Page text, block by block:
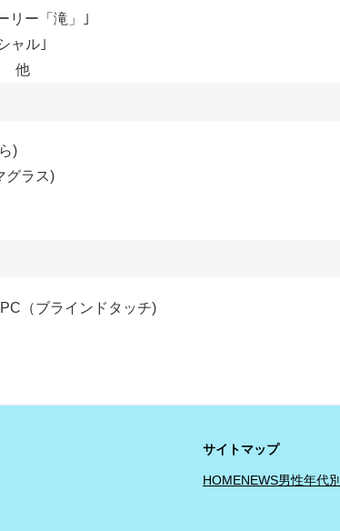
リー「滝」｣
ャル｣
他
ら)
ラス)
（ブラインドタッチ)
サイトマップ
HOMENEWS男性年代別